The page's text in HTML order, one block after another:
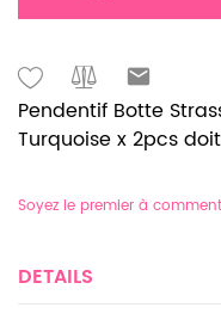
Pendentif Botte
Turquoise x 2pcs
Soyez le premier à
DETAILS